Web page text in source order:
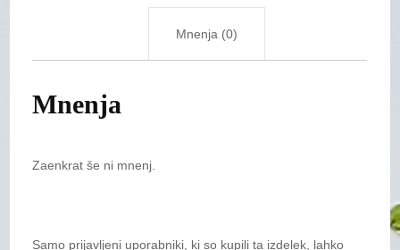
Mnenja (0)
Mnenja
Zaenkrat še ni mnenj.
Samo prijavljeni uporabniki, ki so kupili ta izdelek, lahko